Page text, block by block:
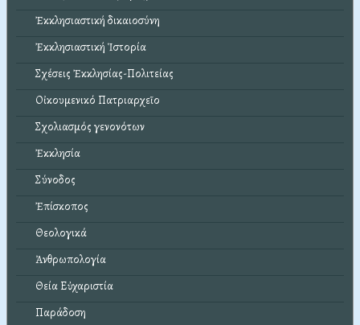
Ἐκκλησιαστική δικαιοσύνη
Ἐκκλησιαστική Ἱστορία
Σχέσεις Ἐκκλησίας-Πολιτείας
Οἰκουμενικό Πατριαρχεῖο
Σχολιασμός γενονότων
Ἐκκλησία
Σύνοδος
Ἐπίσκοπος
Θεολογικά
Ἀνθρωπολογία
Θεία Εὐχαριστία
Παράδοση